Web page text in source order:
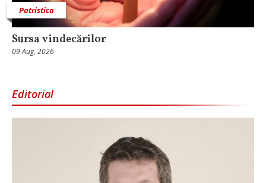
Patristica
Sursa vindecărilor
09 Aug, 2026
Editorial